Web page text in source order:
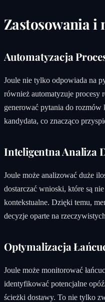
Zastosowania i
Automatyzacja
Joule nie tylko odpowiada na
również automatyzuje procesy
generować pytania do
kandydata, co znacząco
Inteligentna Analiza
Joule może analizować duże
dostarczać wnioski, które są
kontekstualne. Dzięki temu,
decyzje oparte na
Optymalizacja
Joule może monitorować
identyfikować potencjalne
ścieżki dostawy. To nie tylko